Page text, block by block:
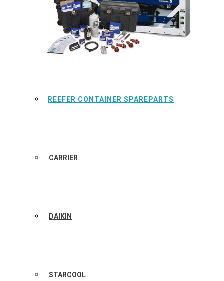
REEFER CONTAINER SPAREPARTS
CARRIER
DAIKIN
STARCOOL